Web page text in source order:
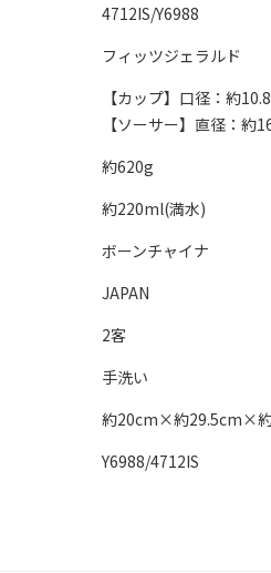
4712IS/Y6988
フィッツジェラルド
【カップ】口径：約
【ソーサー】直径：約
約620g
約220ml(満水)
ボーンチャイナ
JAPAN
2客
手洗い
約20cm×約29.5cm×
Y6988/4712IS